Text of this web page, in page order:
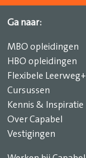
Ga naar:
MBO opleidingen
HBO opleidingen
Flexibele Leerweg+
Cursussen
Kennis & Inspiratie
Over Capabel
Vestigingen